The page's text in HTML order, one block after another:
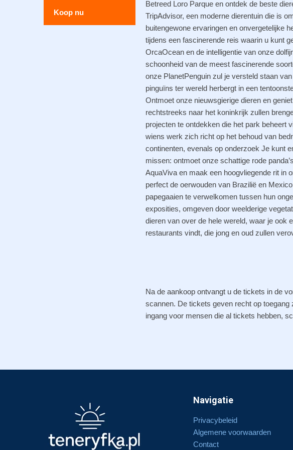
Koop nu
Betreed Loro Parque en ontdek de beste
TripAdvisor, een moderne dierentuin die is
buitengewone ervaringen en onvergetelijke
tijdens een fascinerende reis waarin u kunt
OrcaOcean en de intelligentie van onze
schoonheid van de meest fascinerende
onze PlanetPenguin zul je versteld staan
pinguïns ter wereld herbergt in een
Ontmoet onze nieuwsgierige dieren en
rechtstreeks naar het koninkrijk zullen
projecten te ontdekken die het park beheert
wiens werk zich richt op het behoud van
continenten, evenals op onderzoek Je kunt
missen: ontmoet onze schattige rode
AquaViva en maak een hoogvliegende rit in
perfect de oerwouden van Brazilië en
papegaaien te verwelkomen tussen hun
exposities, omgeven door weelderige
dieren van over de hele wereld, waar je ook
restaurants vindt, die jong en oud zullen
Na de aankoop ontvangt u de tickets in de
scannen. De tickets geven recht op
ingang voor mensen die al tickets hebben,
Navigatie
Privacybeleid
Algemene voorwaarden
Contact